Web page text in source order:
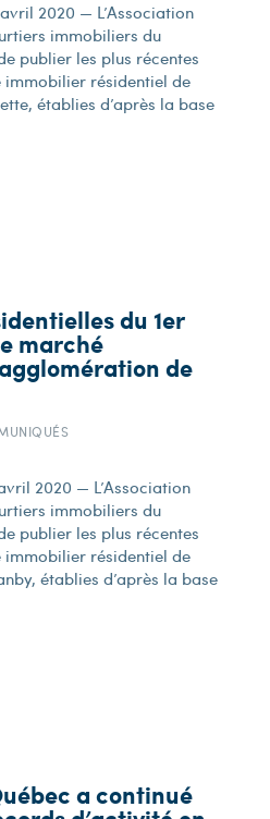
2020 — L’Association
immobiliers du
publier les plus récentes
résidentiel de
établies d’après la base
du 1er
marché
de
2020 — L’Association
immobiliers du
publier les plus récentes
résidentiel de
établies d’après la base
a continué